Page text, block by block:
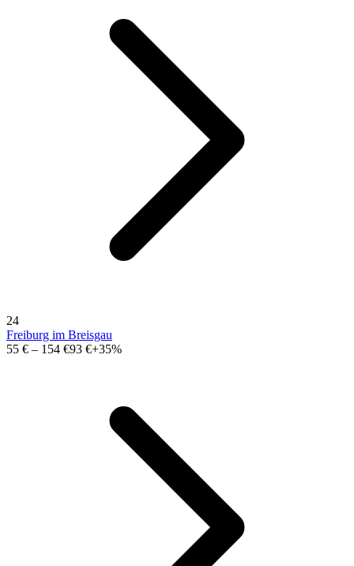
24
Freiburg im Breisgau
55 € – 154 €93 €+35%